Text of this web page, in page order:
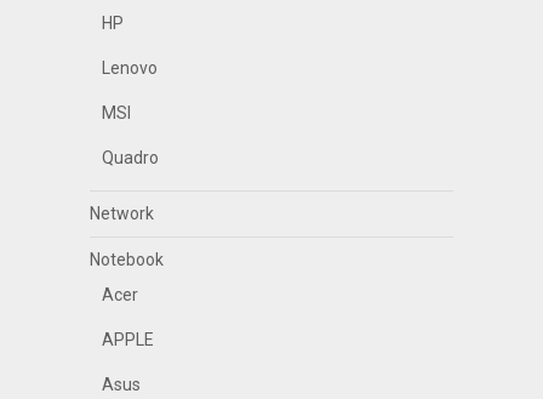
HP
Lenovo
MSI
Quadro
Network
Notebook
Acer
APPLE
Asus